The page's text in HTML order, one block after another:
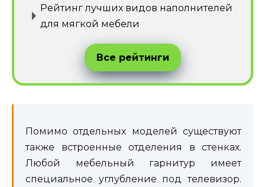
Рейтинг лучших видов наполнителей
для мягкой мебели
Все рейтинги
Помимо отдельных моделей существуют
также встроенные отделения в стенках.
Любой мебельный гарнитур имеет
специальное углубление под телевизор.